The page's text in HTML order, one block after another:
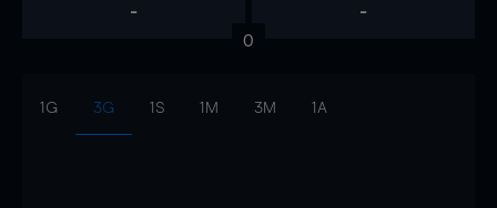
- -
0
1G 3G 1S 1M 3M 1A